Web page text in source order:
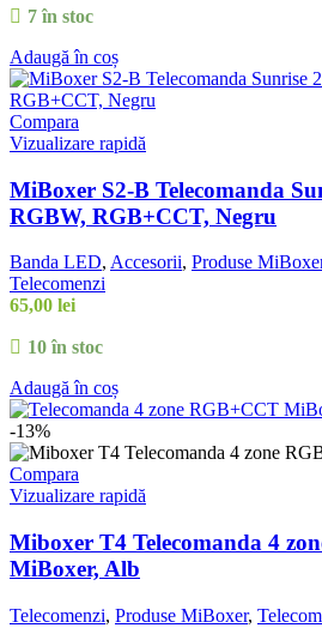
7 în stoc
Adaugă în coș
Compara
Vizualizare rapidă
MiBoxer S2-B Telecomanda
RGBW, RGB+CCT, Negru
Banda LED, Accesorii, Produse
Telecomenzi
65,00 lei
10 în stoc
Adaugă în coș
-13%
Compara
Vizualizare rapidă
Miboxer T4 Telecomanda 4
MiBoxer, Alb
Telecomenzi, Produse MiBoxer,